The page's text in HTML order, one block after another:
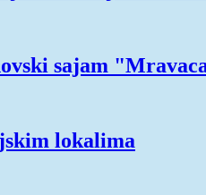
sajam
lokalima